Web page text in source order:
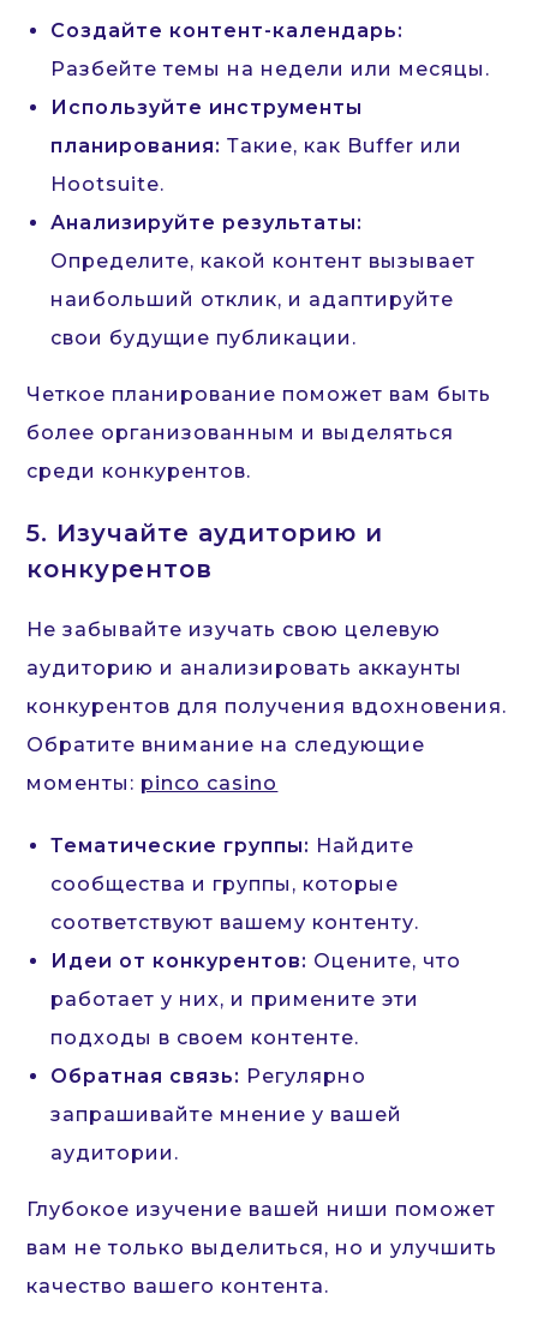
Создайте контент-календарь:
Разбейте темы на недели или месяцы.
Используйте инструменты
планирования: Такие, как Buffer или
Hootsuite.
Анализируйте результаты:
Определите, какой контент вызывает
наибольший отклик, и адаптируйте
свои будущие публикации.
Четкое планирование поможет вам быть
более организованным и выделяться
среди конкурентов.
5. Изучайте аудиторию и
конкурентов
Не забывайте изучать свою целевую
аудиторию и анализировать аккаунты
конкурентов для получения вдохновения.
Обратите внимание на следующие
моменты: pinco casino
Тематические группы: Найдите
сообщества и группы, которые
соответствуют вашему контенту.
Идеи от конкурентов: Оцените, что
работает у них, и примените эти
подходы в своем контенте.
Обратная связь: Регулярно
запрашивайте мнение у вашей
аудитории.
Глубокое изучение вашей ниши поможет
вам не только выделиться, но и улучшить
качество вашего контента.